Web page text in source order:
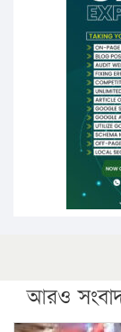
উচ্চশিক্ষায়
পিএইচডি
সারা দেশে
কঠোর হচ্ছে
ফরিদগঞ্জে
আরও